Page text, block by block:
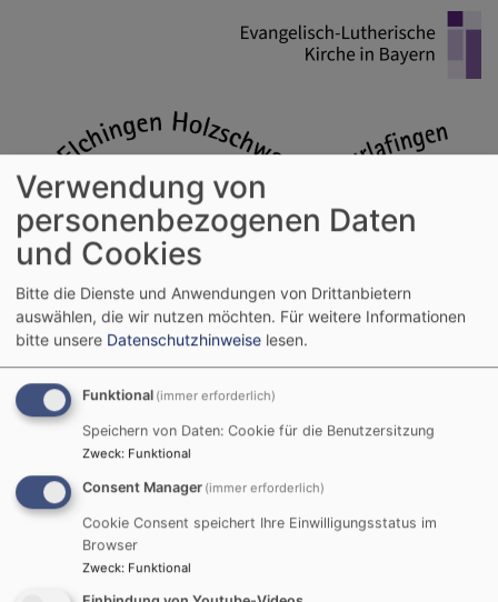
Evangelische Kirchengemeinden im
Ulmer Winkel
Holzschwang - Hausen - Reutti - Steinheim - Pfuhl - Burlafingen - Elchingen
Hauptnavigation
Verwendung von
personenbezogenen Daten
und Cookies
Bitte die Dienste und Anwendungen von Drittanbietern
auswählen, die wir nutzen möchten. Für weitere Informationen
bitte unsere Datenschutzhinweise lesen.
Funktional (immer erforderlich)
Speichern von Daten: Cookie für die Benutzersitzung
Zweck: Funktional
Consent Manager (immer erforderlich)
Cookie Consent speichert Ihre Einwilligungsstatus im
Browser
Zweck: Funktional